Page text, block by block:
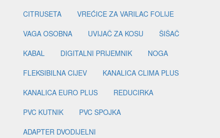
CITRUSETA
VREĆICE ZA VARILAC FOLIJE
VAGA OSOBNA
UVIJAČ ZA KOSU
ŠIŠAČ
KABAL
DIGITALNI PRIJEMNIK
NOGA
FLEKSIBILNA CIJEV
KANALICA CLIMA PLUS
KANALICA EURO PLUS
REDUCIRKA
PVC KUTNIK
PVC SPOJKA
ADAPTER DVODIJELNI